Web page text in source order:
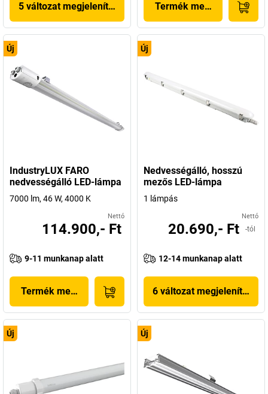
5 változat megjelenítése Termék megjelenítése
Új
IndustryLUX FARO
nedvességálló LED-lámpa
7000 lm, 46 W, 4000 K
Nettó
114.900,- Ft
9-11 munkanap alatt
Termék megjelenítése
Új
Nedvességálló, hosszú
mezős LED-lámpa
1 lámpás
Nettó
20.690,- Ft -tól
12-14 munkanap alatt
6 változat megjelenítése
Új Új